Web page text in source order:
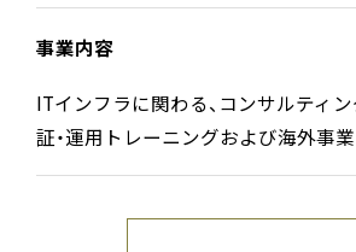
事業内容
ITインフラに関わる、コンサルティン
証・運用トレーニングおよび海外事業